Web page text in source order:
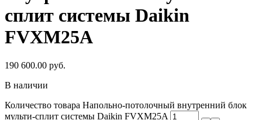
сплит системы Daikin
FVXM25A
190 600.00 руб.
В наличии
Количество товара Напольно-потолочный внутренний блок
мульти-сплит системы Daikin FVXM25A